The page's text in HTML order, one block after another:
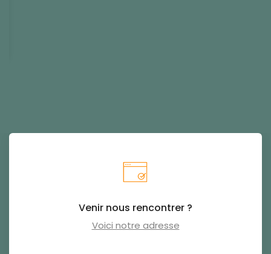
Venir nous rencontrer ?
Voici notre adresse